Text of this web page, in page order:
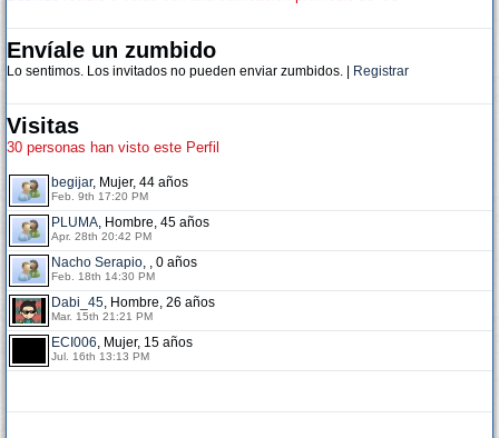
Envíale un zumbido
Lo sentimos. Los invitados no pueden enviar zumbidos. | Registrar
Visitas
30 personas han visto este Perfil
begijar, Mujer, 44 años
Feb. 9th 17:20 PM
PLUMA, Hombre, 45 años
Apr. 28th 20:42 PM
Nacho Serapio, , 0 años
Feb. 18th 14:30 PM
Dabi_45, Hombre, 26 años
Mar. 15th 21:21 PM
ECI006, Mujer, 15 años
Jul. 16th 13:13 PM